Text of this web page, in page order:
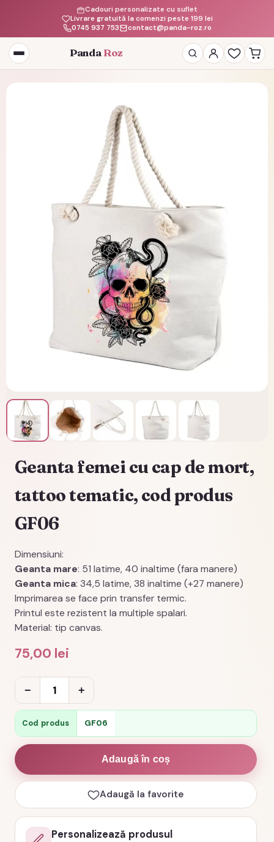
Livrare gratuită la comenzi peste 199 lei
Cadouri personalizate cu suflet
0745 937 753
contact@panda-roz.ro
Deschide
meniul
Panda Roz
Geanta femei cu cap de mort,
tattoo tematic, cod produs
GF06
Dimensiuni:
Geanta mare: 51 latime, 40 inaltime (fara manere)
Geanta mica: 34,5 latime, 38 inaltime (+27 manere)
Imprimarea se face prin transfer termic.
Printul este rezistent la multiple spalari.
Material: tip canvas.
75,00 lei
−
Cantitate
Geanta
femei
cu
cap
de
mort,
tattoo
tematic,
+
Cod produs GF06
Adaugă în coș
Adaugă la favorite
Personalizează produsul